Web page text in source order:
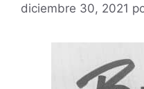
diciembre 30, 2021